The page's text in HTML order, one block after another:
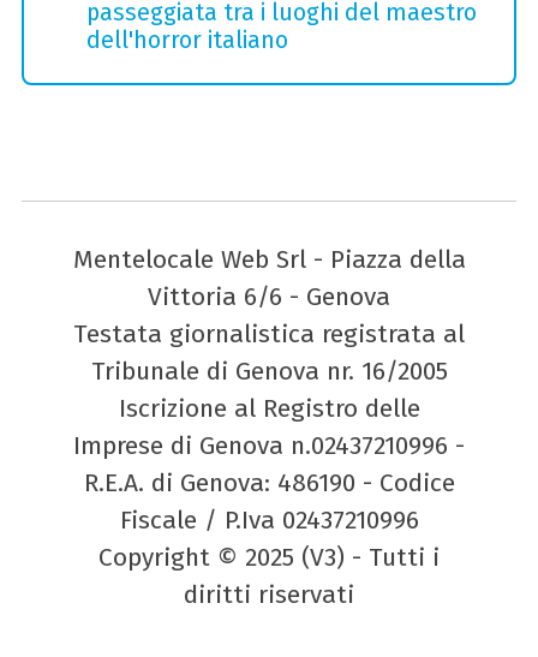
passeggiata tra i luoghi del maestro
dell'horror italiano
Mentelocale Web Srl - Piazza della
Vittoria 6/6 - Genova
Testata giornalistica registrata al
Tribunale di Genova nr. 16/2005
Iscrizione al Registro delle
Imprese di Genova n.02437210996 -
R.E.A. di Genova: 486190 - Codice
Fiscale / P.Iva 02437210996
Copyright © 2025 (V3) - Tutti i
diritti riservati